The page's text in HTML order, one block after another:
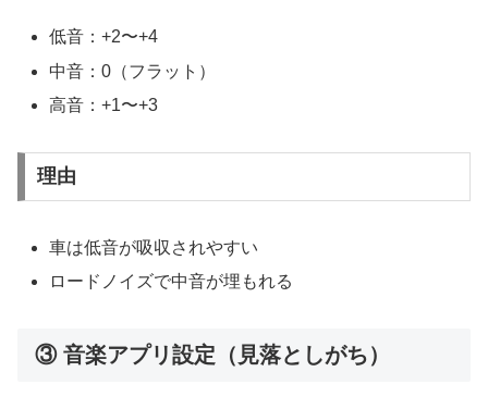
低音：+2〜+4
中音：0（フラット）
高音：+1〜+3
理由
車は低音が吸収されやすい
ロードノイズで中音が埋もれる
③ 音楽アプリ設定（見落としがち）